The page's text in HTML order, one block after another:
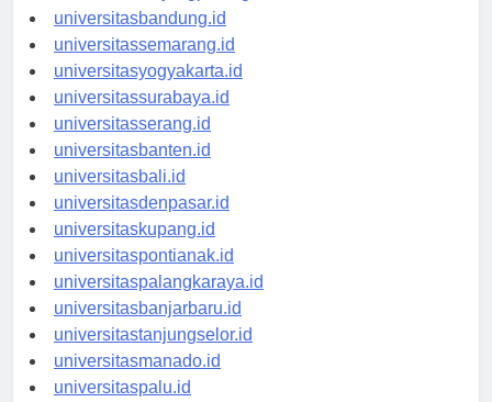
universitastanjungpinang.id
universitasbandung.id
universitassemarang.id
universitasyogyakarta.id
universitassurabaya.id
universitasserang.id
universitasbanten.id
universitasbali.id
universitasdenpasar.id
universitaskupang.id
universitaspontianak.id
universitaspalangkaraya.id
universitasbanjarbaru.id
universitastanjungselor.id
universitasmanado.id